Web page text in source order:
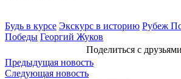
Будь в курсе Экскурс в историю Рубеж
Победы Георгий Жуков
Поделиться с друзьями
Предыдущая новость
Следующая новость